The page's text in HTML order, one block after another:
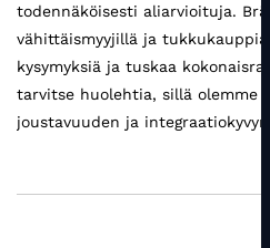
todennäköisesti aliarvioituja.
vähittäismyyjillä ja
​​kysymyksiä ja tuskaa
tarvitse huolehtia, sillä olemme
joustavuuden ja
muuttuvilla markkinoilla. Siksi
pakkauksista menneisyydestä